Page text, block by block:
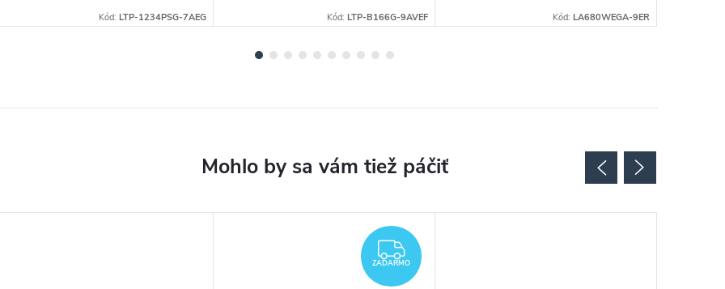
Kód: LTP-1234PSG-7AEG Kód: LTP-B166G-9AVEF Kód: LA680WEGA-9ER
ZADARMO
ZADARMO